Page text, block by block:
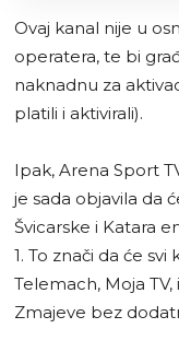
Ovaj kanal nije u
operatera, te bi
naknadnu za
platili i aktivirali).
Ipak, Arena Sport
je sada objavila da
Švicarske i Katara
1. To znači da će
Telemach, Moja
Zmajeve bez